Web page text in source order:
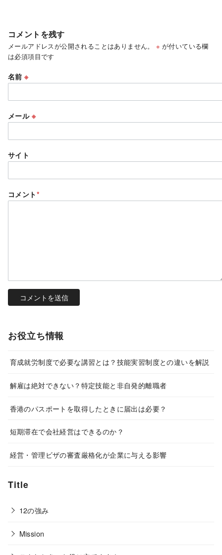
コメントを残す
メールアドレスが公開されることはありません。 ※ が付いている欄
は必須項目です
名前※
メール ※
サイト
コメント*
お役立ち情報
育成就労制度で必要な講習とは？技能実習制度との違いを解説
解雇は絶対できない？特定技能と非自発的離職者
香港のパスポートを取得したときに届出は必要？
短期滞在で会社経営はできるのか？
経営・管理ビザの審査厳格化が企業に与える影響
Title
12の強み
Mission